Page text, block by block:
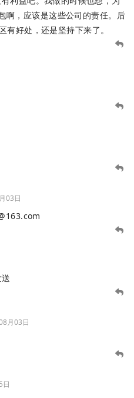
啊，应该是这些公司的责任。后
好处，还是坚持下来了。
03日
月03日
日